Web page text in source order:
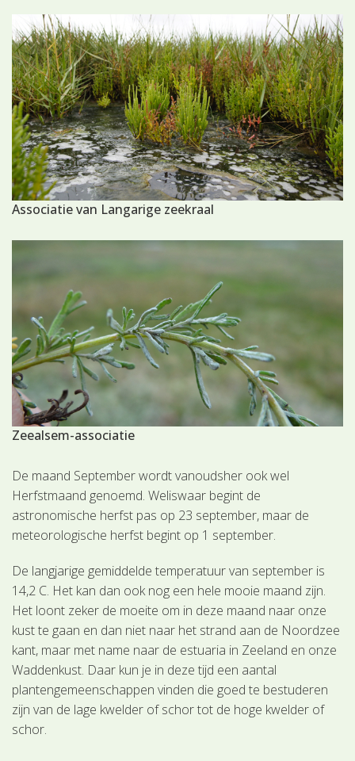
Associatie van Langarige zeekraal
Zeealsem-associatie
De maand September wordt vanoudsher ook wel
Herfstmaand genoemd. Weliswaar begint de
astronomische herfst pas op 23 september, maar de
meteorologische herfst begint op 1 september.
De langjarige gemiddelde temperatuur van september is
14,2 C. Het kan dan ook nog een hele mooie maand zijn.
Het loont zeker de moeite om in deze maand naar onze
kust te gaan en dan niet naar het strand aan de Noordzee
kant, maar met name naar de estuaria in Zeeland en onze
Waddenkust. Daar kun je in deze tijd een aantal
plantengemeenschappen vinden die goed te bestuderen
zijn van de lage kwelder of schor tot de hoge kwelder of
schor.